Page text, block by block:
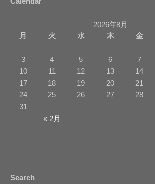
2026年8月
月
火 水 木 金
« 2月
3
4 5 6 7
10
11 12 13 14
17
18 19 20 21
24
25 26 27 28
31
Search